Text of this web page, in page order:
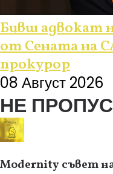
Бивш адвокат
от Сената на
прокурор
08 Август 2026
НЕ
Modernity съвет